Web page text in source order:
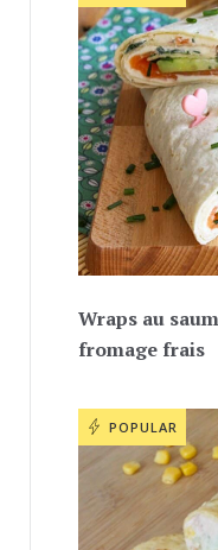
Wraps au
fromage frais
POPULAR